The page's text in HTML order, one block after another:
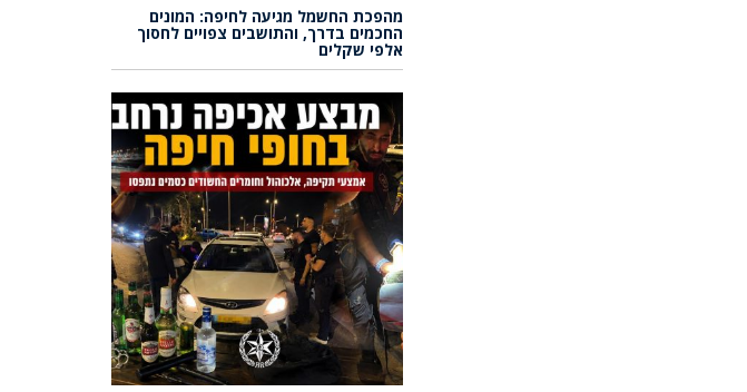
מהפכת החשמל מגיעה לחיפה: המונים
החכמים בדרך, והתושבים צפויים לחסוך
אלפי שקלים